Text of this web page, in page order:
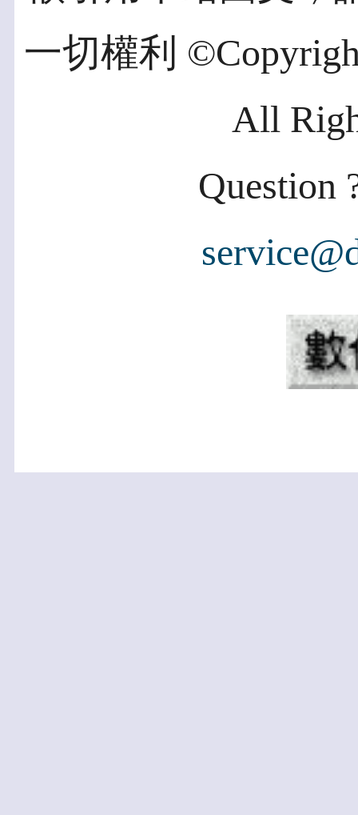
一切權利
All
Question